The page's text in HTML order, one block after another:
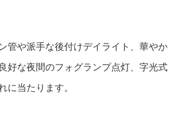
管や派手な後付けデイライト、華やか
好な夜間のフォグランプ点灯、字光式
に当たります。